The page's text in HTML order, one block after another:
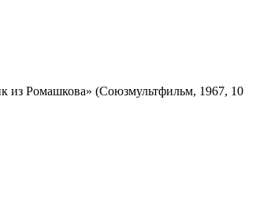
Ромашкова» (Союзмультфильм, 1967, 10